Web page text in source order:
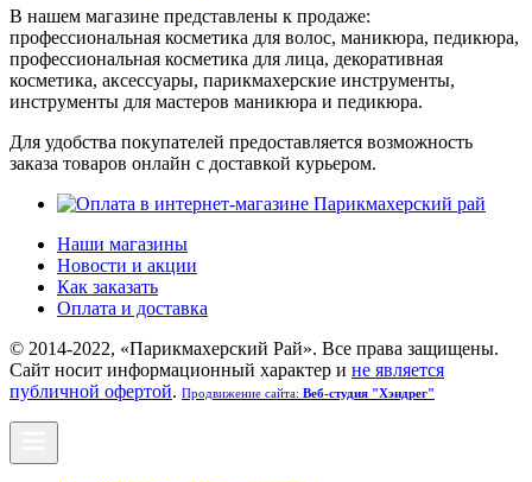
В нашем магазине представлены к продаже:
профессиональная косметика для волос, маникюра, педикюра,
профессиональная косметика для лица, декоративная
косметика, аксессуары, парикмахерские инструменты,
инструменты для мастеров маникюра и педикюра.
Для удобства покупателей предоставляется возможность
заказа товаров онлайн с доставкой курьером.
Наши магазины
Новости и акции
Как заказать
Оплата и доставка
© 2014-2022, «Парикмахерский Рай». Все права защищены.
Cайт носит информационный характер и не является
публичной офертой. Продвижение сайта: Веб-студия "Хэндрег"